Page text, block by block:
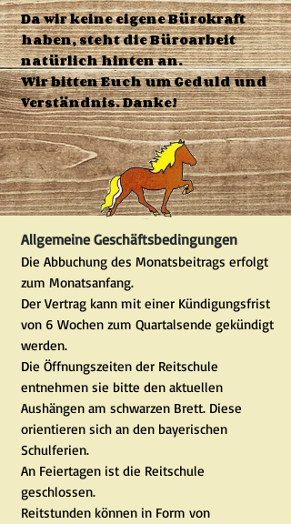
Da wir keine eigene Bürokraft
haben, steht die Büroarbeit
natürlich hinten an.
Wir bitten Euch um Geduld und
Verständnis. Danke!
Allgemeine Geschäftsbedingungen
Die Abbuchung des Monatsbeitrags erfolgt
zum Monatsanfang.
Der Vertrag kann mit einer Kündigungsfrist
von 6 Wochen zum Quartalsende gekündigt
werden.
Die Öffnungszeiten der Reitschule
entnehmen sie bitte den aktuellen
Aushängen am schwarzen Brett. Diese
orientieren sich an den bayerischen
Schulferien.
An Feiertagen ist die Reitschule
geschlossen.
Reitstunden können in Form von